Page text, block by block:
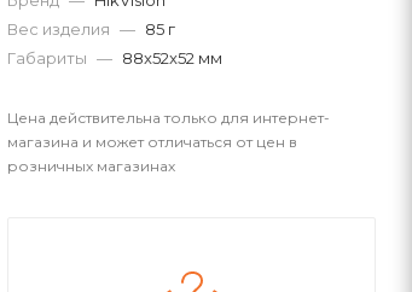
Вес изделия — 85 г
Габариты — 88x52x52 мм
Цена действительна только для интернет-
магазина и может отличаться от цен в
розничных магазинах